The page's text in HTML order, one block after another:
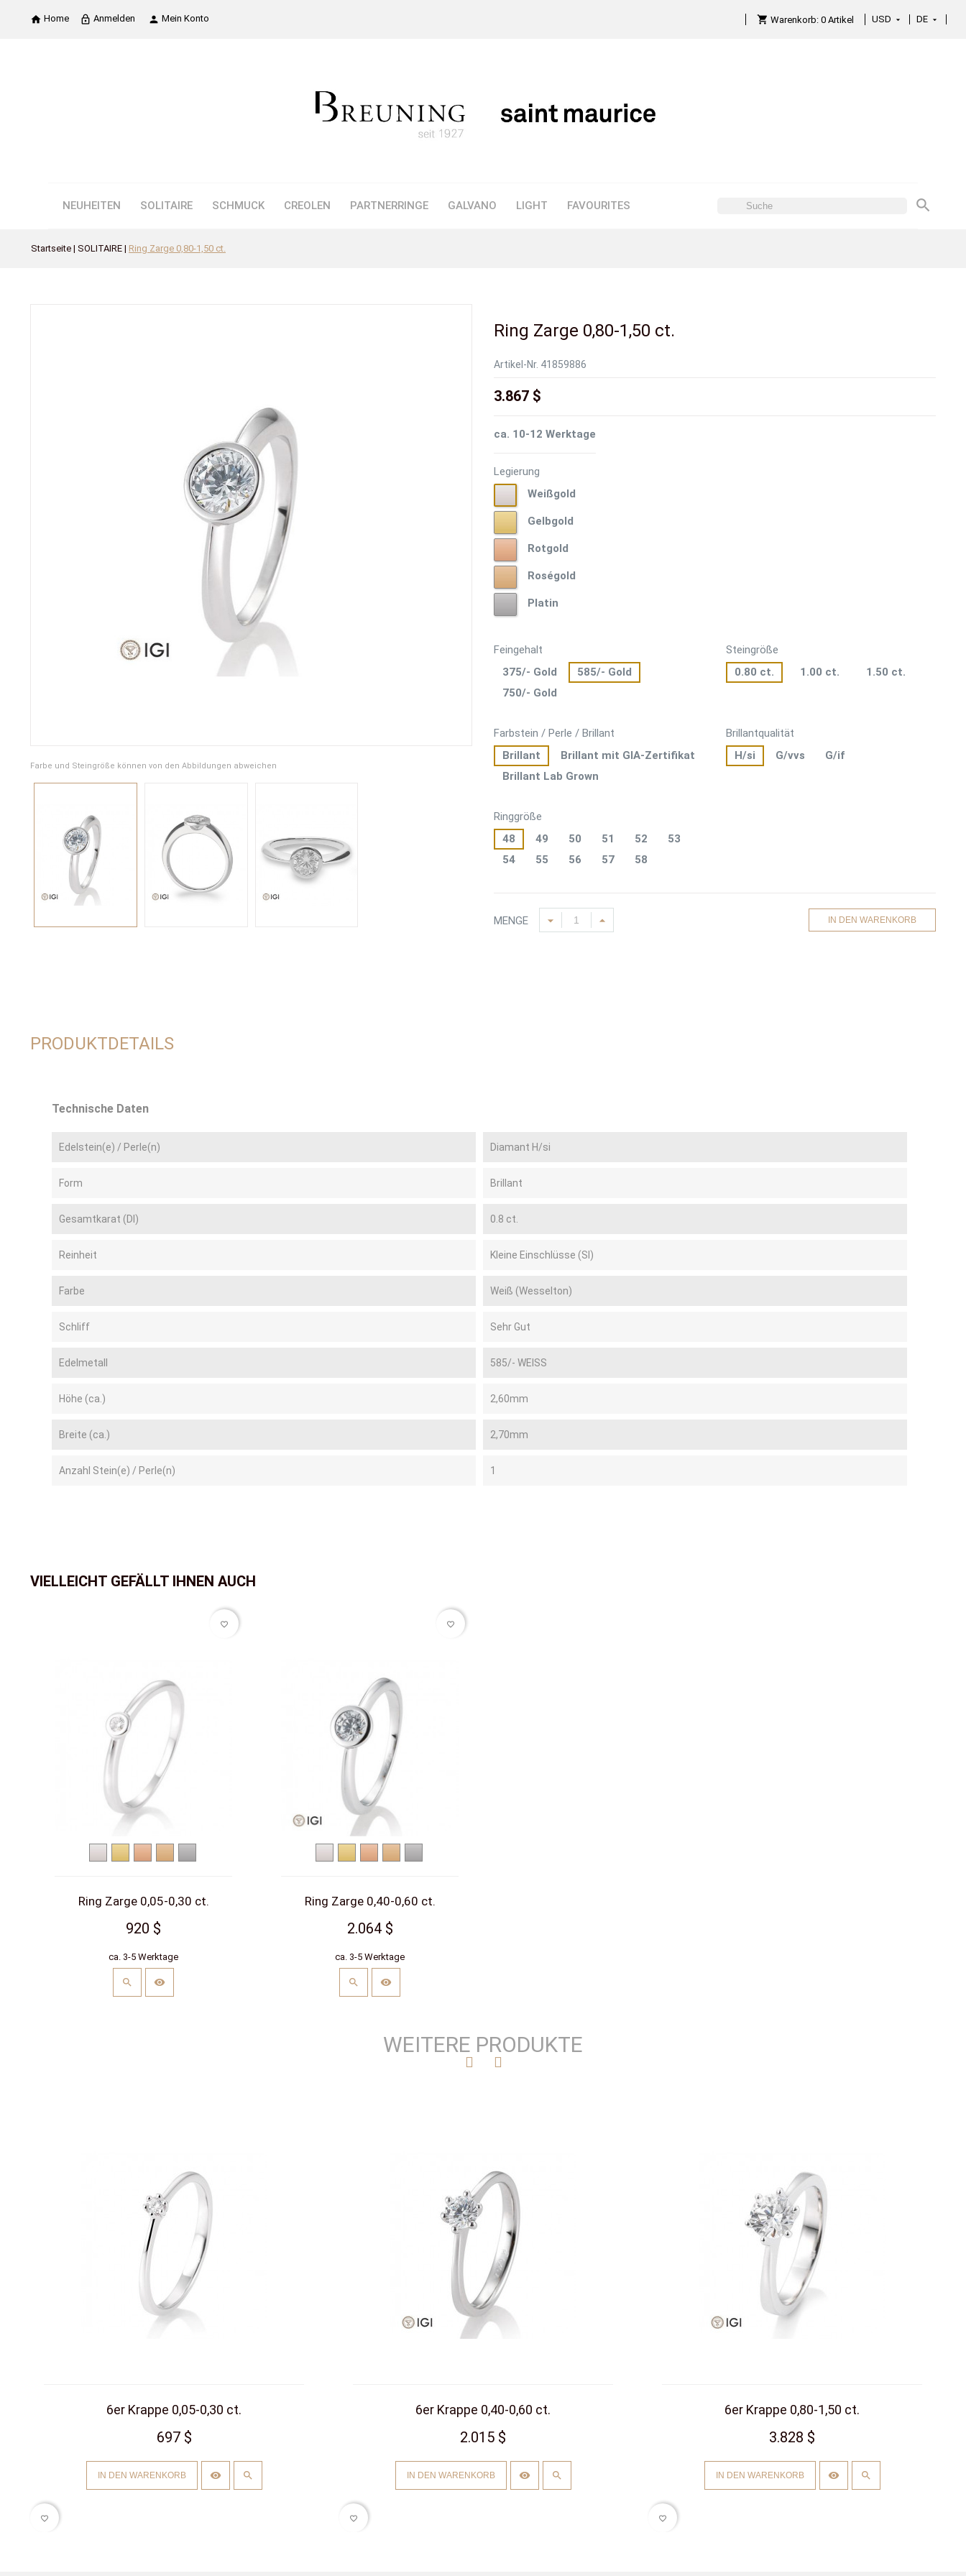
 Home lock_outline Anmelden  Mein Konto  Warenkorb: 0 Artikel USD DE
NEUHEITEN SOLITAIRE SCHMUCK CREOLEN PARTNERRINGE GALVANO LIGHT FAVOURITES 
Startseite SOLITAIRE Ring Zarge 0,80-1,50 ct.
Farbe und Steingröße können von den Abbildungen abweichen
Ring Zarge 0,80-1,50 ct.
Artikel-Nr. 41859886
3.867 $
ca. 10-12 Werktage
Legierung
WeißgoldWeißgold
GelbgoldGelbgold
RotgoldRotgold
RoségoldRoségold
Platin
Feingehalt
375/- Gold
585/- Gold
750/- Gold
Steingröße
0.80 ct.
1.00 ct. 1.50 ct.
Farbstein / Perle / Brillant
Brillant
Brillant mit GIA-Zertifikat
Brillant Lab Grown
Brillantqualität
H/si
G/vvs G/if
Ringgröße
48
49 50 51 52
53
54
55 56 57 58
MENGE IN DEN WARENKORB
PRODUKTDETAILS
Technische Daten
Edelstein(e) / Perle(n) Diamant H/si
Form Brillant
Gesamtkarat (DI) 0.8 ct.
Reinheit Kleine Einschlüsse (SI)
Farbe Weiß (Wesselton)
Schliff Sehr Gut
Edelmetall 585/- WEISS
Höhe (ca.) 2,60mm
Breite (ca.) 2,70mm
Anzahl Stein(e) / Perle(n) 1
VIELLEICHT GEFÄLLT IHNEN AUCH
WeißgoldGelbgoldRotgold
Ring Zarge 0,05-0,30 ct.
920 $
ca. 3-5 Werktage
favorite_border
WeißgoldGelbgoldRotgold
Ring Zarge 0,40-0,60 ct.
2.064 $
ca. 3-5 Werktage
favorite_border
WEITERE PRODUKTE
6er Krappe 0,05-0,30 ct.
697 $
IN DEN WARENKORB
favorite_border
6er Krappe 0,40-0,60 ct.
2.015 $
IN DEN WARENKORB
favorite_border
6er Krappe 0,80-1,50 ct.
3.828 $
IN DEN WARENKORB
favorite_border